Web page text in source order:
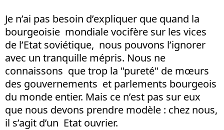
Je n’ai pas besoin d’expliquer que quand la
bourgeoisie mondiale vocifère sur les vices
de l’Etat soviétique, nous pouvons l’ignorer
avec un tranquille mépris. Nous ne
connaissons que trop la "pureté" de mœurs
des gouvernements et parlements bourgeois
du monde entier. Mais ce n’est pas sur eux
que nous devons prendre modèle : chez nous,
il s’agit d’un Etat ouvrier.